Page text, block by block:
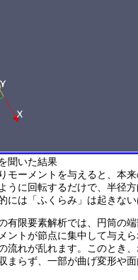
聞いた結果
モーメントを与えると、本
うに回転するだけで、半径
には「ふくらみ」は起きな
有限要素解析では、円筒の
ントが節点に集中して与え
流れが乱れます。このとき
まらず、一部が曲げ変形や